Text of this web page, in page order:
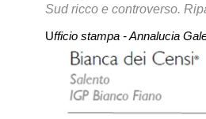
Sud ricco e controverso.
Ufficio stampa -Annalucia